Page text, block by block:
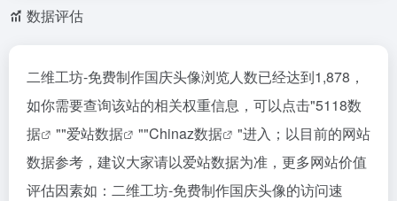
数据评估
二维工坊-免费制作国庆头像浏览人数已经达到1,878，
如你需要查询该站的相关权重信息，可以点击"5118数
据
""爱站数据 ""Chinaz数据
"进入；以目前的网站
数据参考，建议大家请以爱站数据为准，更多网站价值
评估因素如：二维工坊-免费制作国庆头像的访问速